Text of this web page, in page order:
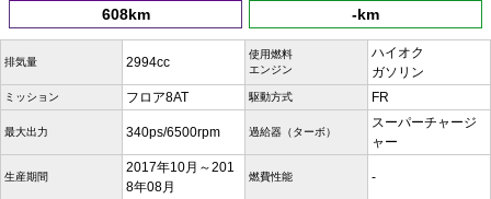
608km -km
排気量 2994cc
使用燃料
エンジン
ハイオク
ガソリン
ミッション フロア8AT 駆動方式 FR
最大出力 340ps/6500rpm 過給器（ターボ）
スーパーチャージ
ャー
生産期間
2017年10月～201
8年08月
燃費性能 -